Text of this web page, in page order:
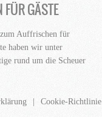
GÄSTE
Auffrischen für
haben wir unter
rund um die Scheuer
Cookie-Richtlinie